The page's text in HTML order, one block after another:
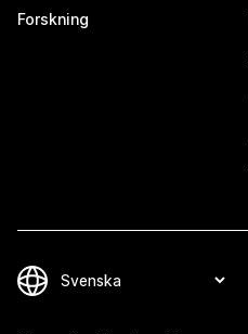
Forskning